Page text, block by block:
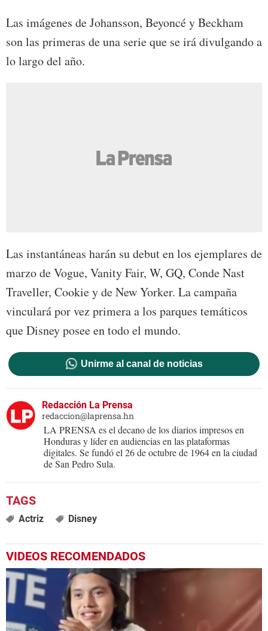
Las imágenes de Johansson, Beyoncé y Beckham
son las primeras de una serie que se irá divulgando a
lo largo del año.
Las instantáneas harán su debut en los ejemplares de
marzo de Vogue, Vanity Fair, W, GQ, Conde Nast
Traveller, Cookie y de New Yorker. La campaña
vinculará por vez primera a los parques temáticos
que Disney posee en todo el mundo.
Unirme al canal de noticias
Redacción La Prensa
redaccion@laprensa.hn
LA PRENSA es el decano de los diarios impresos en
Honduras y líder en audiencias en las plataformas
digitales. Se fundó el 26 de octubre de 1964 en la ciudad
de San Pedro Sula.
Actriz Disney
VIDEOS RECOMENDADOS